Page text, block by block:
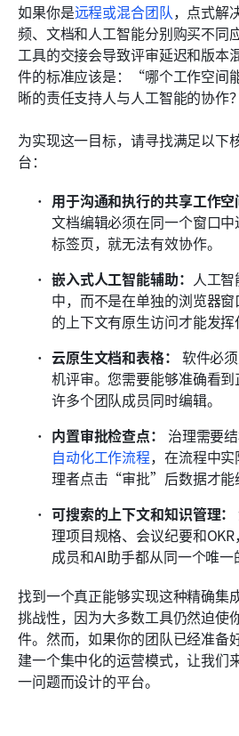
如果你是远程或混合团队，点式解
频、文档和人工智能分别购买不同
工具的交接会导致评审延迟和版本
件的标准应该是：“哪个工作空间
晰的责任支持人与人工智能的协作
为实现这一目标，请寻找满足以下
台：
用于沟通和执行的共享工作空
文档编辑必须在同一个窗口
标签页，就无法有效协作。
嵌入式人工智能辅助： 人工
中，而不是在单独的浏览器
的上下文有原生访问才能发挥
云原生文档和表格： 软件必
机评审。您需要能够准确看
许多个团队成员同时编辑。
内置审批检查点：
治理需要
自动化工作流程，在流程中
理者点击“审批”后数据才能
可搜索的上下文和知识管理：
理项目规格、会议纪要和
成员和AI助手都从同一个唯一
找到一个真正能够实现这种精确集
挑战性，因为大多数工具仍然迫使
件。然而，如果你的团队已经准备
建一个集中化的运营模式，让我们
一问题而设计的平台。